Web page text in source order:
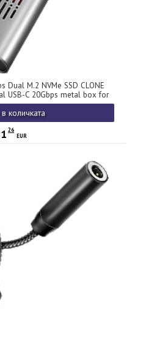
Dual M.2 NVMe SSD CLONE
USB-C 20Gbps metal box for
with cloning functionality.
количката
26
EUR